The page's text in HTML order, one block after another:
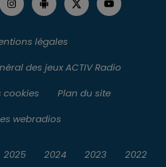
légales
des jeux ACTIV Radio
cookies
Plan du site
webradios
2025 2024 2023 2022